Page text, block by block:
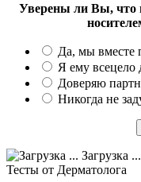
Уверены ли Вы, что
Да, мы вместе
Я ему всецело
Доверяю
Никогда не
Загрузка ...
Тесты от Дерматолога